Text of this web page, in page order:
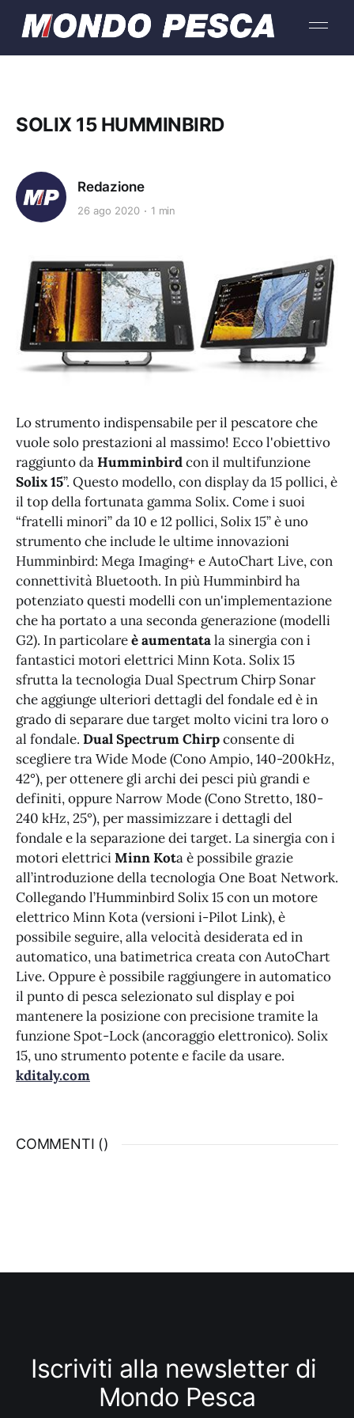
SOLIX 15 HUMMINBIRD
Redazione
26 ago 2020 1 min
Lo strumento indispensabile per il pescatore che
vuole solo prestazioni al massimo! Ecco l'obiettivo
raggiunto daHumminbirdcon il multifunzione
Solix 15”. Questo modello, con display da 15 pollici, è
il top della fortunata gamma Solix. Come i suoi
“fratelli minori” da 10 e 12 pollici, Solix 15” è uno
strumento che include le ultime innovazioni
Humminbird: Mega Imaging+ e AutoChart Live, con
connettività Bluetooth. In più Humminbird ha
potenziato questi modelli con un'implementazione
che ha portato a una seconda generazione (modelli
G2). In particolareè aumentatala sinergia con i
fantastici motori elettrici Minn Kota. Solix 15
sfrutta la tecnologia Dual Spectrum Chirp Sonar
che aggiunge ulteriori dettagli del fondale ed è in
grado di separare due target molto vicini tra loro o
al fondale. Dual Spectrum Chirpconsente di
scegliere tra Wide Mode (Cono Ampio, 140-200kHz,
42°), per ottenere gli archi dei pesci più grandi e
definiti, oppure Narrow Mode (Cono Stretto, 180-
240 kHz, 25°), per massimizzare i dettagli del
fondale e la separazione dei target. La sinergia con i
motori elettriciMinn Kota è possibile grazie
all’introduzione della tecnologia One Boat Network.
Collegando l’Humminbird Solix 15 con un motore
elettrico Minn Kota (versioni i-Pilot Link), è
possibile seguire, alla velocità desiderata ed in
automatico, una batimetrica creata con AutoChart
Live. Oppure è possibile raggiungere in automatico
il punto di pesca selezionato sul display e poi
mantenere la posizione con precisione tramite la
funzione Spot-Lock (ancoraggio elettronico). Solix
15, uno strumento potente e facile da usare.
kditaly.com
COMMENTI ()
Iscriviti alla newsletter di
Mondo Pesca